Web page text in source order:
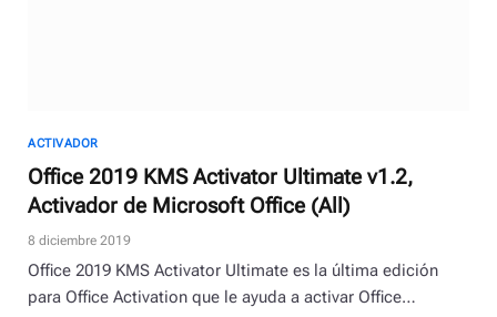
ACTIVADOR
Office 2019 KMS Activator Ultimate v1.2,
Activador de Microsoft Office (All)
8 diciembre 2019
Office 2019 KMS Activator Ultimate es la última edición
para Office Activation que le ayuda a activar Office…